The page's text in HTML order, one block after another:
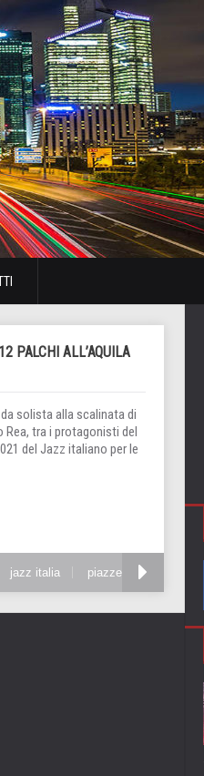
PALCHI ALL’AQUILA
solista alla scalinata di
Rea, tra i protagonisti del
del Jazz italiano per le
jazz italia piazze